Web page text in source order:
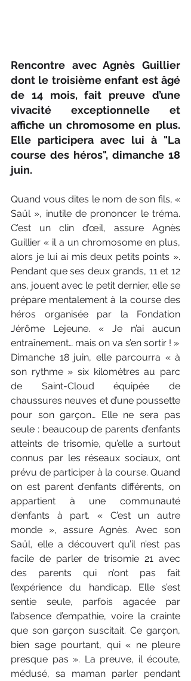
Rencontre avec Agnès Guillier
dont le troisième enfant est âgé
de 14 mois, fait preuve d’une
vivacité exceptionnelle et
affiche un chromosome en plus.
Elle participera avec lui à "La
course des héros", dimanche 18
juin.
Quand vous dites le nom de son fils, «
Saül », inutile de prononcer le tréma.
C’est un clin d’œil, assure Agnès
Guillier « il a un chromosome en plus,
alors je lui ai mis deux petits points ».
Pendant que ses deux grands, 11 et 12
ans, jouent avec le petit dernier, elle se
prépare mentalement à la course des
héros organisée par la Fondation
Jérôme Lejeune. « Je n’ai aucun
entraînement… mais on va s’en sortir ! »
Dimanche 18 juin, elle parcourra « à
son rythme » six kilomètres au parc
de Saint-Cloud équipée de
chaussures neuves et d’une poussette
pour son garçon… Elle ne sera pas
seule : beaucoup de parents d’enfants
atteints de trisomie, qu’elle a surtout
connus par les réseaux sociaux, ont
prévu de participer à la course. Quand
on est parent d’enfants différents, on
appartient à une communauté
d’enfants à part. « C’est un autre
monde », assure Agnès. Avec son
Saül, elle a découvert qu’il n’est pas
facile de parler de trisomie 21 avec
des parents qui n’ont pas fait
l’expérience du handicap. Elle s’est
sentie seule, parfois agacée par
l’absence d’empathie, voire la crainte
que son garçon suscitait. Ce garçon,
bien sage pourtant, qui « ne pleure
presque pas ». La preuve, il écoute,
médusé, sa maman parler pendant